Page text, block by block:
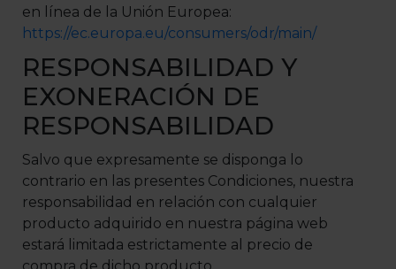
en línea de la Unión Europea:
https://ec.europa.eu/consumers/odr/main/
RESPONSABILIDAD Y
EXONERACIÓN DE
RESPONSABILIDAD
Salvo que expresamente se disponga lo
contrario en las presentes Condiciones, nuestra
responsabilidad en relación con cualquier
producto adquirido en nuestra página web
estará limitada estrictamente al precio de